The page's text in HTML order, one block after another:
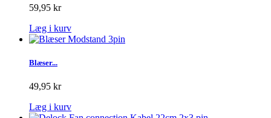
59,95 kr
Læg i kurv
Blæser...
49,95 kr
Læg i kurv